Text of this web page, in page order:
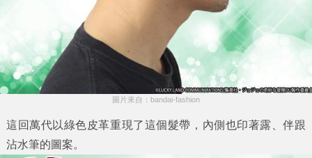
圖片來自：bandai-fashion
這回萬代以綠色皮革重現了這個髮帶，內側也印著露、伴跟
沾水筆的圖案。